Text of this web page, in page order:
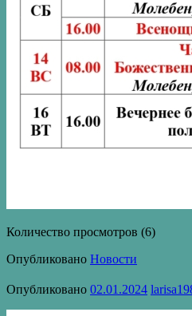
Количество просмотров (6)
Опубликовано Новости
Опубликовано 02.01.2024